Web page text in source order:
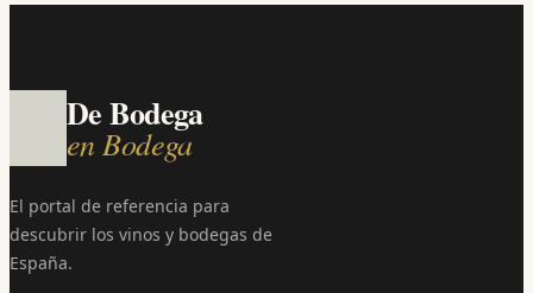
De Bodega
en Bodega
El portal de referencia para
descubrir los vinos y bodegas de
España.